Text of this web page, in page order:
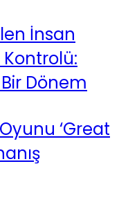
İnsan
Kontrolü:
Dönem
‘Great